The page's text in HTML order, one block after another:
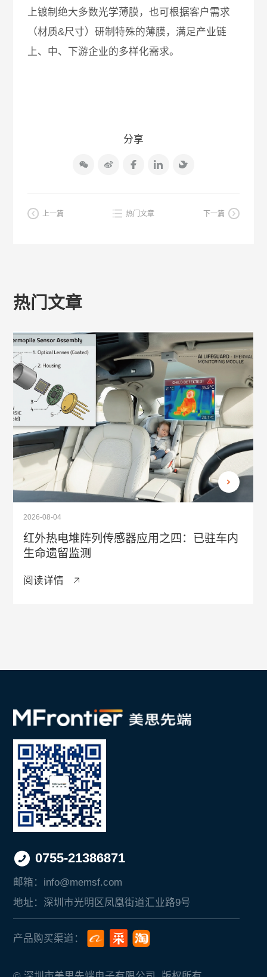
上镀制绝大多数光学薄膜，也可根据客户需求
（材质&尺寸）研制特殊的薄膜，满足产业链
上、中、下游企业的多样化需求。
分享
上一篇 热门文章 下一篇
热门文章
2026-08-04
红外热电堆阵列传感器应用之四：已驻车内
生命遗留监测
阅读详情
0755-21386871
邮箱： info@memsf.com
地址： 深圳市光明区凤凰街道汇业路9号
产品购买渠道：